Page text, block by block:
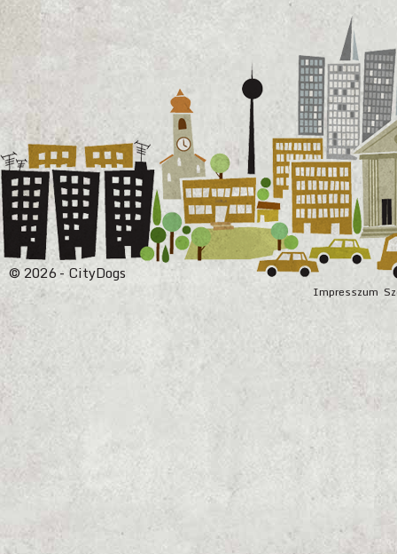
Impresszum
© 2026 - CityDogs